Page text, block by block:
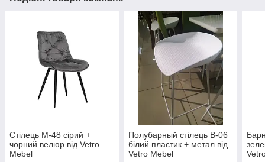
Стілець М-48 сірий +
чорний велюр від Vetro
Mebel
Полубарный стілець В-06
білий пластик + метал від
Vetro Mebel